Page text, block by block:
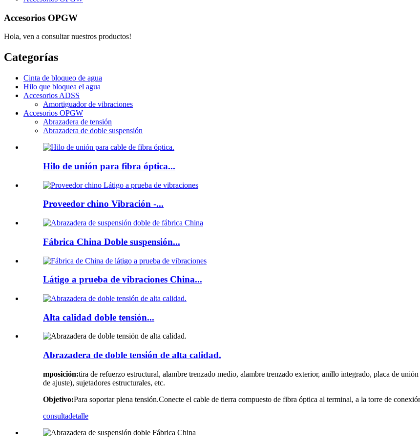
Accesorios OPGW
Hola, ven a consultar nuestros productos!
Categorías
Cinta de bloqueo de agua
Hilo que bloquea el agua
Accesorios ADSS
Amortiguador de vibraciones
Accesorios OPGW
Abrazadera de tensión
Abrazadera de doble suspensión
Hilo de unión para fibra óptica...
Proveedor chino Vibración -...
Fábrica China Doble suspensión...
Látigo a prueba de vibraciones China...
Alta calidad doble tensión...
Abrazadera de doble tensión de alta calidad.
mposición:tira de refuerzo estructural, alambre trenzado medio, alambre trenzado exterior, anillo integrado, placa de
de ajuste), sujetadores estructurales, etc.
Objetivo:Para soportar plena tensión.Conecte el cable de tierra compuesto de fibra óptica al terminal, a la torre de
consultadetalle